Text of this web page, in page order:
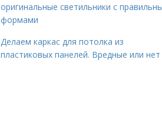
оригинальные светильники с
формами
Делаем каркас для потолка из
пластиковых панелей. Вредные или нет